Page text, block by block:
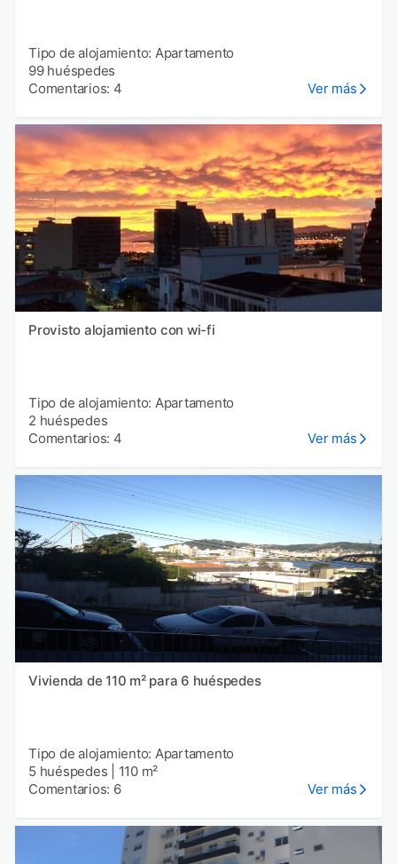
Tipo de alojamiento: Apartamento
99 huéspedes
Comentarios: 4
Ver más
Provisto alojamiento con wi-fi
Tipo de alojamiento: Apartamento
2 huéspedes
Comentarios: 4
Ver más
Vivienda de 110 m² para 6 huéspedes
Tipo de alojamiento: Apartamento
5 huéspedes
110 m²
Comentarios: 6
Ver más